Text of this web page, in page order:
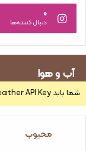
۰
دنبال کننده‌ها
آب و هوا
شما باید Weather API Key را در صفحه تنظیمات قالب > ادغام تنظیم کنید.
محبوب